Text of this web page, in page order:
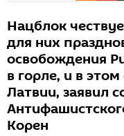
Нацблок
для них
освобождения
в горле, и в
Латвии, заявил
Корен